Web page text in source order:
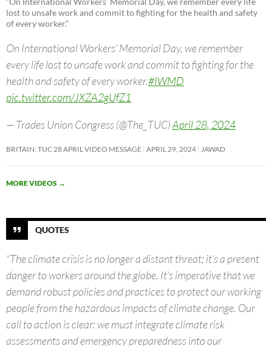
lost to unsafe work and commit to fighting for the health and safety
of every worker.”
On International Workers’ Memorial Day, we remember
every life lost to unsafe work and commit to fighting for the
health and safety of every worker.#IWMD
pic.twitter.com/JXZA2gUfZ1
— Trades Union Congress (@The_TUC)April 28, 2024
BRITAIN: TUC 28 APRIL VIDEO MESSAGE APRIL 29, 2024 JAWAD
MORE VIDEOS →
QUOTES
“The climate crisis is no longer a distant threat; it’s a present
danger to workers around the globe. It’s imperative that we
demand robust policies and practices to protect our working
people from the hazardous impacts of climate change. Our
call to action is clear: we must integrate climate risk
assessments and emergency preparedness into our